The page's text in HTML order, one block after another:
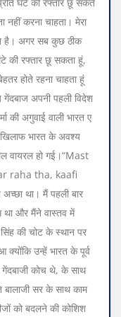
नहीं करना चाहता। मेरा
है। अगर सब कुछ ठीक
की रफ्तार छू सकता हूं,
होते रहना चाहता हूं
गेंदबाज अपनी पहली विदेश
की अगुवाई वाली भारत ए
भारत के अवश्य
वायरल हो गई।“Mast
raha tha, kaafi
था। मैं पहली बार
था और मैंने वास्तव में
की चोट के स्थान पर
क्योंकि उन्हें भारत के पूर्व
गेंदबाजी कोच थे, के साथ
बालाजी सर के साथ काम
को बदलने की कोशिश